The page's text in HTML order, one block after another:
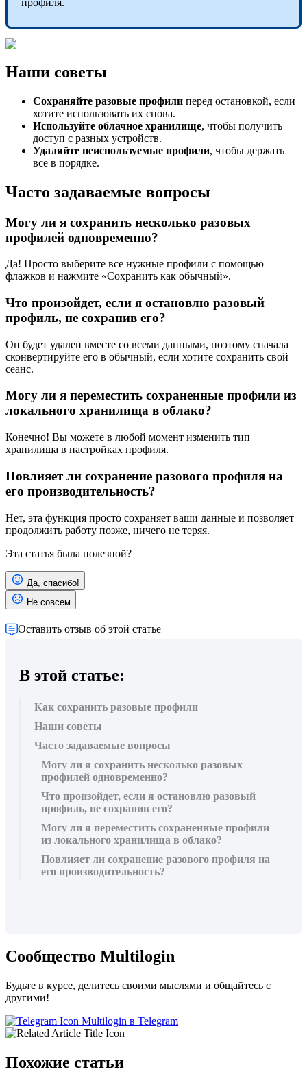
Наши советы
Сохраняйте разовые профили перед остановкой, если
хотите использовать их снова.
Используйте облачное хранилище, чтобы получить
доступ с разных устройств.
Удаляйте неиспользуемые профили, чтобы держать
все в порядке.
Часто задаваемые вопросы
Могу ли я сохранить несколько разовых
профилей одновременно?
Да! Просто выберите все нужные профили с помощью
флажков и нажмите «Сохранить как обычный».
Что произойдет, если я остановлю разовый
профиль, не сохранив его?
Он будет удален вместе со всеми данными, поэтому сначала
сконвертируйте его в обычный, если хотите сохранить свой
сеанс.
Могу ли я переместить сохраненные профили из
локального хранилища в облако?
Конечно! Вы можете в любой момент изменить тип
хранилища в настройках профиля.
Повлияет ли сохранение разового профиля на
его производительность?
Нет, эта функция просто сохраняет ваши данные и позволяет
продолжить работу позже, ничего не теряя.
Эта статья была полезной?
Да, спасибо!
Не совсем
Оставить отзыв об этой статье
В этой статье:
Как сохранить разовые профили
Наши советы
Часто задаваемые вопросы
Могу ли я сохранить несколько разовых
профилей одновременно?
Что произойдет, если я остановлю разовый
профиль, не сохранив его?
Могу ли я переместить сохраненные профили
из локального хранилища в облако?
Повлияет ли сохранение разового профиля на
его производительность?
Сообщество Multilogin
Будьте в курсе, делитесь своими мыслями и общайтесь с
другими!
Multilogin в Telegram
Похожие статьи